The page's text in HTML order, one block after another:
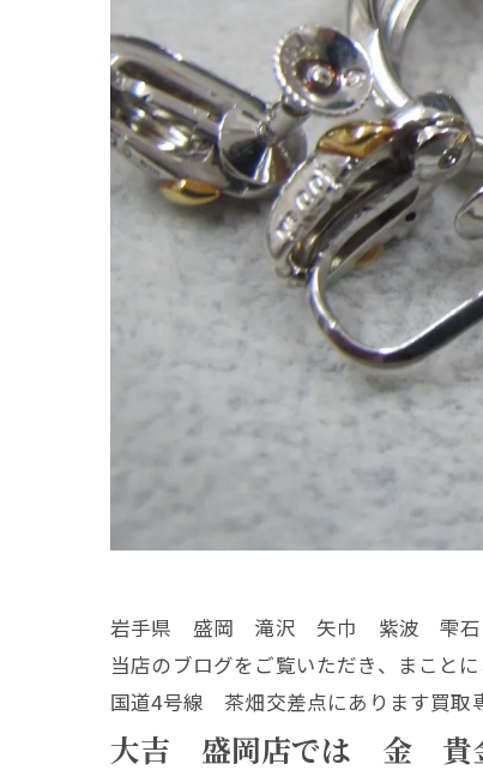
岩手県 盛岡 滝沢 矢巾 紫波 雫石
当店のブログをご覧いただき、まことに
国道4号線 茶畑交差点にあります買取
大吉 盛岡店では 金 貴